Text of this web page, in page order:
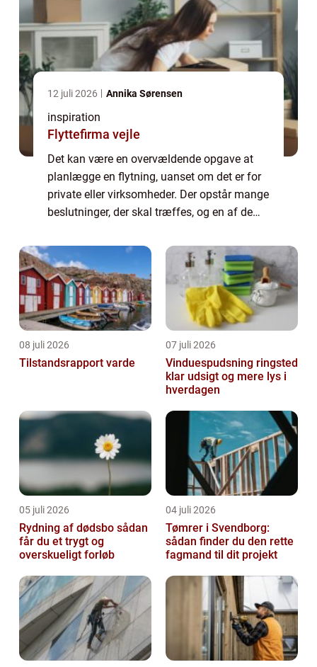
12 juli 2026 Annika Sørensen
inspiration
Flyttefirma vejle
Det kan være en overvældende opgave at
planlægge en flytning, uanset om det er for
private eller virksomheder. Der opstår mange
beslutninger, der skal træffes, og en af de
08 juli 2026
Tilstandsrapport varde
07 juli 2026
Vinduespudsning ringsted
klar udsigt og mere lys i
hverdagen
05 juli 2026
Rydning af dødsbo sådan
får du et trygt og
overskueligt forløb
04 juli 2026
Tømrer i Svendborg:
sådan finder du den rette
fagmand til dit projekt